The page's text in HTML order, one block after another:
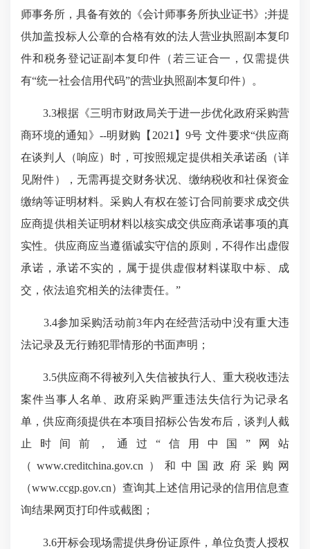
师事务所，具备有效的《会计师事务所执业证书》;并提
供加盖投标人公章的合格有效的法人营业执照副本复印
件和税务登记证副本复印件（若三证合一，仅需提供
有“统一社会信用代码”的营业执照副本复印件）。
3.3根据《三明市财政局关于进一步优化政府采购营
商环境的通知》--明财购【2021】9号 文件要求“供应商
在谈判人（响应）时，可按照规定提供相关承诺函（详
见附件），无需再提交财务状况、缴纳税收和社保资金
缴纳等证明材料。采购人有权在签订合同前要求成交供
应商提供相关证明材料以核实成交供应商承诺事项的真
实性。供应商应当遵循诚实守信的原则，不得作出虚假
承诺，承诺不实的，属于提供虚假材料谋取中标、成
交，依法追究相关的法律责任。”
3.4参加采购活动前3年内在经营活动中没有重大违
法记录及无行贿犯罪情形的书面声明；
3.5供应商不得被列入失信被执行人、重大税收违法
案件当事人名单、政府采购严重违法失信行为记录名
单，供应商须提供在本项目招标公告发布后，谈判人截
止时间前，通过“信用中国”网站
（www.creditchina.gov.cn）和中国政府采购网
（www.ccgp.gov.cn）查询其上述信用记录的信用信息查
询结果网页打印件或截图；
3.6开标会现场需提供身份证原件，单位负责人授权